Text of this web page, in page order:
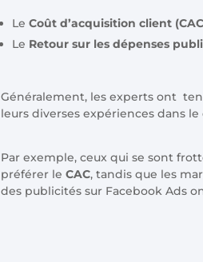
LeCoût d’acquisition client
Le Retour sur les dépenses
Généralement, les experts ont
leurs diverses expériences dans
Par exemple, ceux qui se sont
préférer leCAC, tandis que les
des publicités sur Facebook Ads